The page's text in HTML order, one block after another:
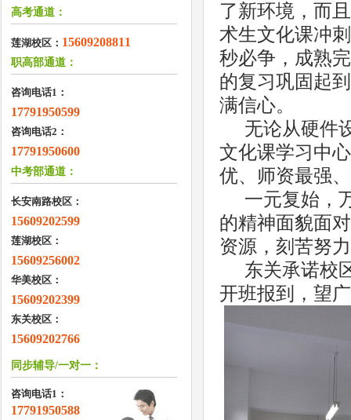
高考通道：
莲湖校区： 15609208811
职高部通道：
咨询电话1：
17791950599
咨询电话2：
17791950600
中考部通道：
长安南路校区：
15609202599
莲湖校区：
15609256002
华美校区：
15609202399
东关校区：
15609202766
同步辅导/一对一：
咨询电话1：
17791950588
了新环境，而
术生文化课冲
秒必争，成熟
的复习巩固起
满信心。
无论从硬件
文化课学习中
优、师资最强
一元复始，
的精神面貌面
资源，刻苦努
东关承诺校
开班报到，望